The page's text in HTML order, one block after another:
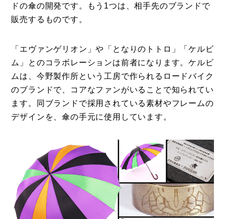
ドの傘の開発です。もう1つは、相手先のブランドで
販売するものです。
「エヴァンゲリオン」や「となりのトトロ」「ケルビ
ム」とのコラボレーションは前者になります。ケルビ
ムは、今野製作所という工房で作られるロードバイク
のブランドで、コアなファンがいることで知られてい
ます。同ブランドで採用されている素材やフレームの
デザインを、傘の手元に使用しています。